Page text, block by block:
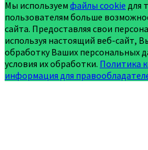
Мы используем файлы cookie для
пользователям больше
сайта. Предоставляя свои
используя настоящий веб-сайт,
обработку Ваших персональных
условия их обработки. Политика
информация для